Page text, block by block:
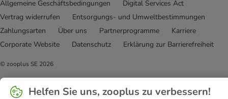
Allgemeine Geschäftsbedingungen
Digital Services Act
Vertrag widerrufen
Entsorgungs- und Umweltbestimmungen
Zahlungsarten
Über uns Partnerprogramme
Karriere
Corporate Website
Datenschutz Erklärung zur Barrierefreiheit
© zooplus SE 2026
Helfen Sie uns, zooplus zu verbessern!